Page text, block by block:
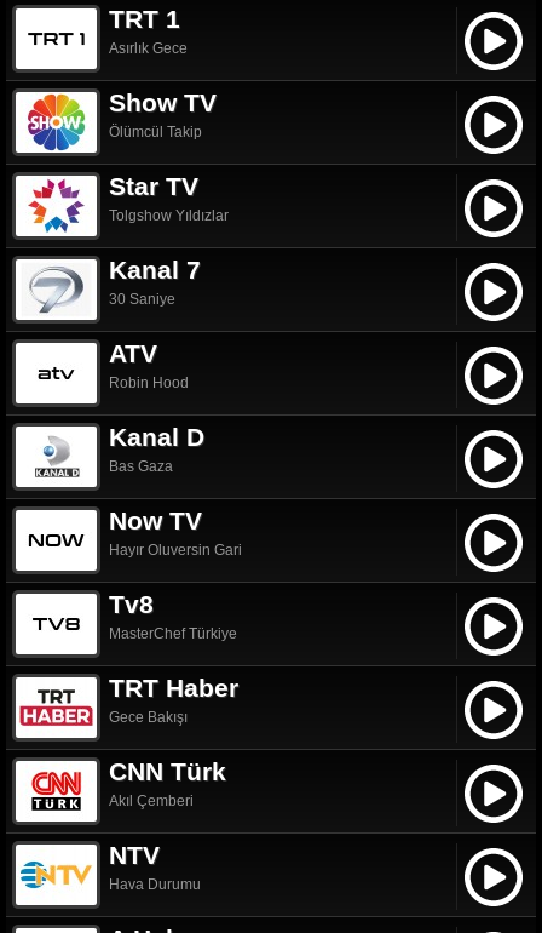
TRT 1
Asırlık Gece
Show TV
Ölümcül Takip
Star TV
Tolgshow Yıldızlar
Kanal 7
30 Saniye
ATV
Robin Hood
Kanal D
Bas Gaza
Now TV
Hayır Oluversin Gari
Tv8
MasterChef Türkiye
TRT Haber
Gece Bakışı
CNN Türk
Akıl Çemberi
NTV
Hava Durumu